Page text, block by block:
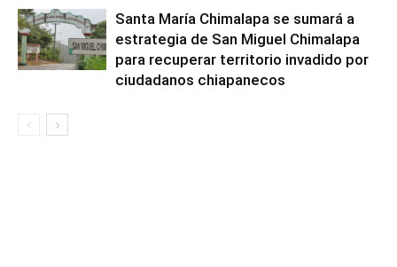
Santa María Chimalapa se sumará a
estrategia de San Miguel Chimalapa
para recuperar territorio invadido por
ciudadanos chiapanecos